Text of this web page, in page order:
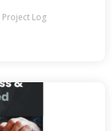
Project Log